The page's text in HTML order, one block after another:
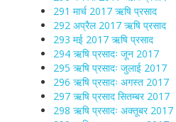
291 मार्च 2017 ऋषि प्रसाद
292 अप्रैल 2017 ऋषि प्रसाद
293 मई 2017 ऋषि प्रसाद
294 ऋषि प्रसादः जून 2017
295 ऋषि प्रसादः जुलाई 2017
296 ऋषि प्रसादः अगस्त 2017
297 ऋषि प्रसाद सितम्बर 2017
298 ऋषि प्रसादः अक्तूबर 2017